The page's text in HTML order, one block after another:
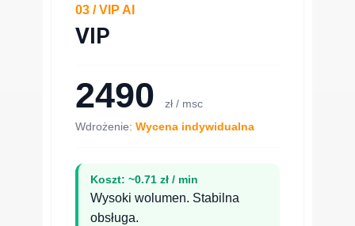
03 / VIP AI
VIP
2490 zł / msc
Wdrożenie: Wycena indywidualna
Koszt: ~0.71 zł / min
Wysoki wolumen. Stabilna
obsługa.